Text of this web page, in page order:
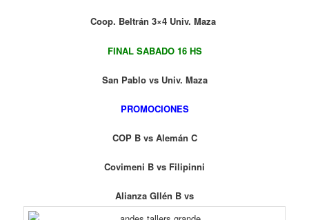
Coop. Beltrán 3×4 Univ. Maza
FINAL SABADO 16 HS
San Pablo vs Univ. Maza
PROMOCIONES
COP B vs Alemán C
Covimeni B vs Filipinni
Alianza Gllén B vs